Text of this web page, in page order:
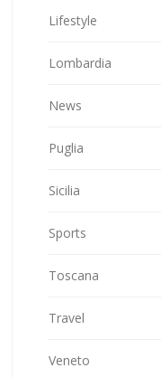
Lifestyle
Lombardia
News
Puglia
Sicilia
Sports
Toscana
Travel
Veneto